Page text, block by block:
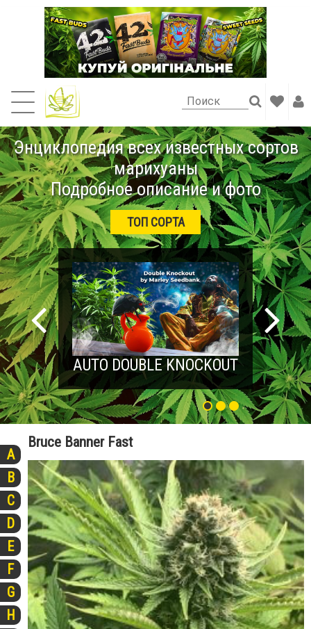
Энциклопедия всех известных сортов
марихуаны
Подробное описание и фото
ТОП СОРТА
AUTO DOUBLE KNOCKOUT
A
B
C
D
E
F
G
H
Bruce Banner Fast